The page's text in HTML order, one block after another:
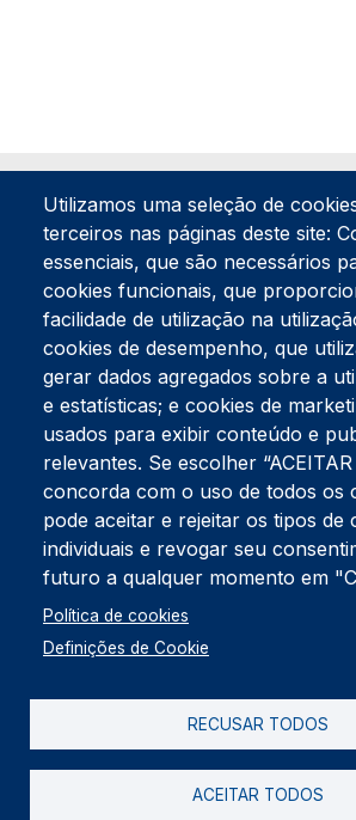
Tel:234 390 100Fax:234 390 100
Endereço Postal
Apartado 42
Rua Gil Eanes 31
3834-908 Gafanha da Nazaré
Estúdios
Rua Prior Guerra
Edifício do Centro Cultural da Gafanha da
3830-556 Gafanha da Nazaré
Rodapé
Cookies
Política de Privacidade
Utilizamos uma seleção de
terceiros nas páginas deste site:
essenciais, que são necessários
cookies funcionais, que
facilidade de utilização na
cookies de desempenho, que
gerar dados agregados sobre a
e estatísticas; e cookies de
usados para exibir conteúdo e
relevantes. Se escolher
concorda com o uso de todos os
pode aceitar e rejeitar os tipos de
individuais e revogar seu
futuro a qualquer momento em
Política de cookies
Definições de Cookie
RECUSAR TODOS
ACEITAR TODOS